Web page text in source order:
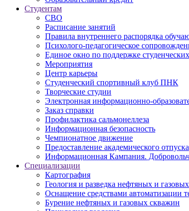
Студентам
СВО
Расписание занятий
Правила внутреннего распорядка
Психолого-педагогическое
Единое окно по поддержке
Мероприятия
Центр карьеры
Студенческий спортивный клуб ПНК
Творческие студии
Электронная информационно-
Заказ справки
Профилактика сальмонеллеза
Информационная безопасность
Чемпионатное движение
Предоставление академического отпуска
Информационная Кампания.
Специализации
Картография
Геология и разведка нефтяных и
Оснащение средствами автоматизации
Бурение нефтяных и газовых скважин